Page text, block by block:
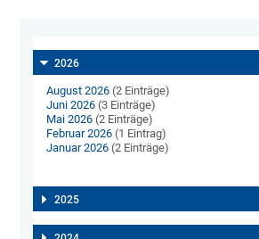
2026
August 2026 (2 Einträge)
Juni 2026 (3 Einträge)
Mai 2026 (2 Einträge)
Februar 2026 (1 Eintrag)
Januar 2026 (2 Einträge)
2025